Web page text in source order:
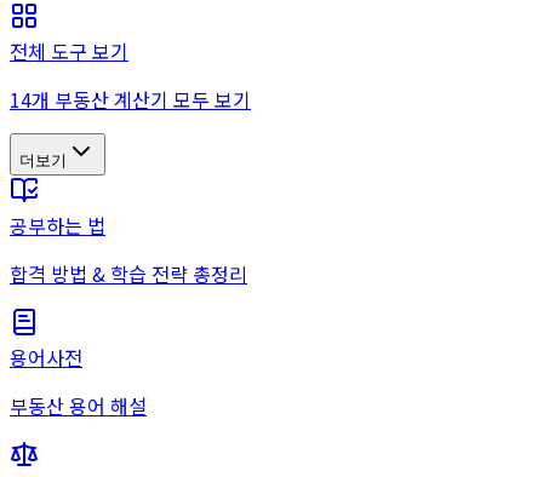
전체 도구 보기
14개 부동산 계산기 모두 보기
더보기
공부하는 법
합격 방법 & 학습 전략 총정리
용어사전
부동산 용어 해설